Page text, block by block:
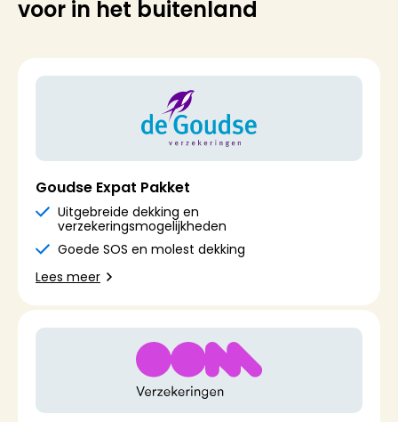
voor in het buitenland
Goudse Expat Pakket
Uitgebreide dekking en
verzekeringsmogelijkheden
Goede SOS en molest dekking
Lees meer